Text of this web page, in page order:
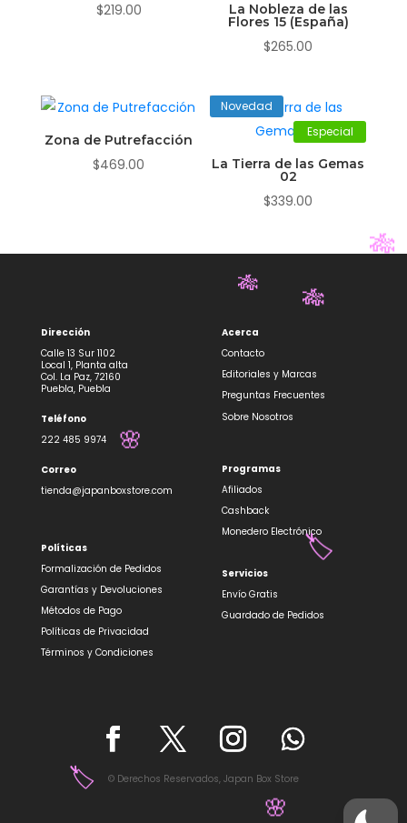
$219.00 La Nobleza de las
Flores 15 (España)
$265.00
Zona de Putrefacción
$469.00
Especial
Novedad
La Tierra de las Gemas
02
$339.00
Dirección
Calle 13 Sur 1102
Local 1, Planta alta
Col. La Paz, 72160
Puebla, Puebla
Teléfono
222 485 9974
Correo
tienda@japanboxstore.com
Políticas
Formalización de Pedidos
Garantías y Devoluciones
Métodos de Pago
Políticas de Privacidad
Términos y Condiciones
Acerca
Contacto
Editoriales y Marcas
Preguntas Frecuentes
Sobre Nosotros
Programas
Afiliados
Cashback
Monedero Electrónico
Servicios
Envío Gratis
Guardado de Pedidos
© Derechos Reservados, Japan Box Store
🌸
🎋
🏷️